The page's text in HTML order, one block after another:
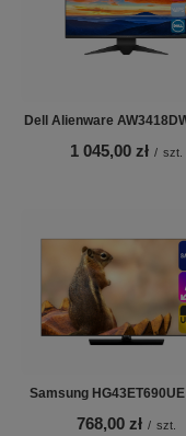
Dell Alienware
1 045,00 zł / szt.
Samsung
768,00 zł / szt.